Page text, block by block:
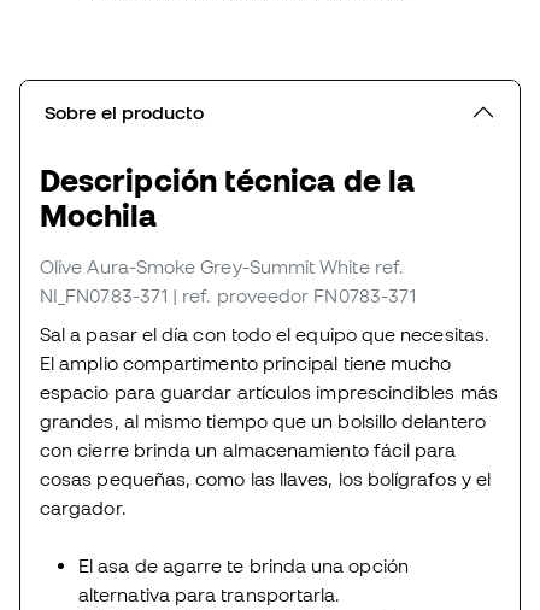
Sobre el producto
Descripción técnica de la
Mochila
Olive Aura-Smoke Grey-Summit White ref.
NI_FN0783-371 | ref. proveedor FN0783-371
Sal a pasar el día con todo el equipo que necesitas.
El amplio compartimento principal tiene mucho
espacio para guardar artículos imprescindibles más
grandes, al mismo tiempo que un bolsillo delantero
con cierre brinda un almacenamiento fácil para
cosas pequeñas, como las llaves, los bolígrafos y el
cargador.
El asa de agarre te brinda una opción
alternativa para transportarla.